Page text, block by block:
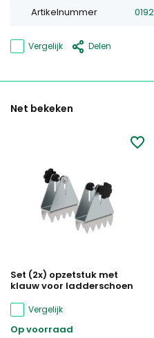
Artikelnummer
Vergelijk Delen
Net bekeken
Set (2x) opzetstuk met
klauw voor ladderschoen
Vergelijk
Op voorraad